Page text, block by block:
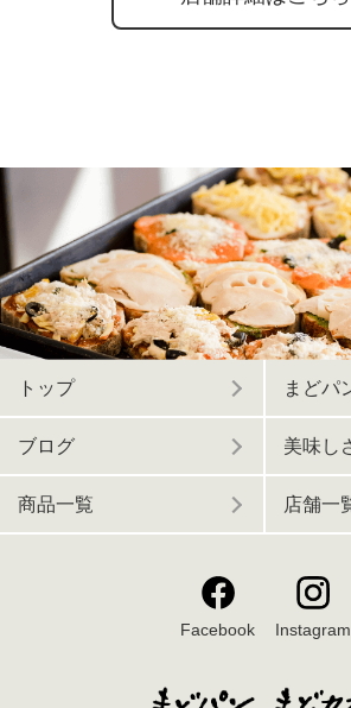
トップ まどパ
ブログ 美味し
商品一覧 店舗一
Facebook Instagram